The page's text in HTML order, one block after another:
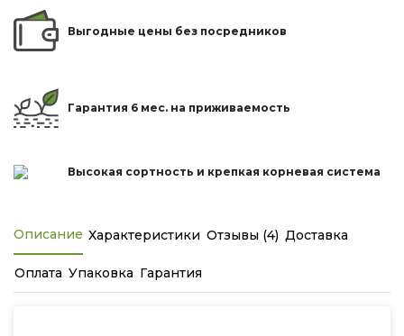
Выгодные цены без посредников
Гарантия 6 мес. на приживаемость
Высокая сортность и крепкая корневая система
Описание Характеристики Отзывы (4) Доставка
Оплата Упаковка Гарантия